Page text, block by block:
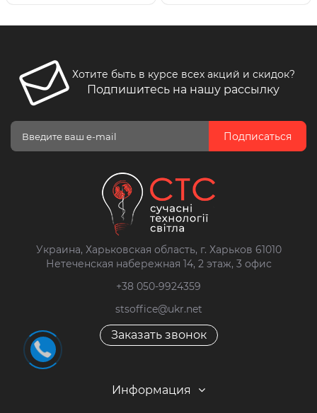
Хотите быть в курсе всех акций и скидок?
Подпишитесь на нашу рассылку
Подписаться
Украина, Харьковская область, г. Харьков 61010
Нетеченская набережная 14, 2 этаж, 3 офис
+38 050-9924359
stsoffice@ukr.net
Заказать звонок
Информация